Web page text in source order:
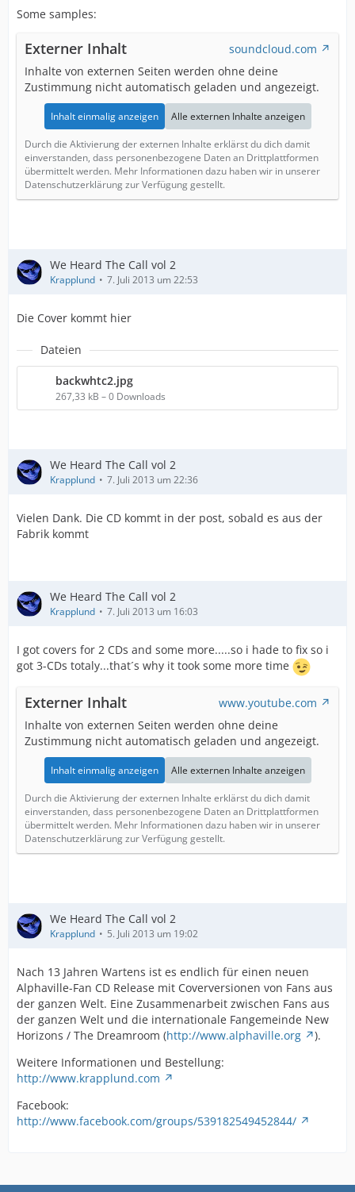
Some samples:
Externer Inhalt
soundcloud.com
Inhalte von externen Seiten werden ohne deine
Zustimmung nicht automatisch geladen und angezeigt.
Inhalt einmalig anzeigen Alle externen Inhalte anzeigen
Durch die Aktivierung der externen Inhalte erklärst du dich damit
einverstanden, dass personenbezogene Daten an Drittplattformen
übermittelt werden. Mehr Informationen dazu haben wir in unserer
Datenschutzerklärung zur Verfügung gestellt.
We Heard The Call vol 2
Krapplund 7. Juli 2013 um 22:53
Die Cover kommt hier
Dateien
backwhtc2.jpg
267,33 kB – 0 Downloads
We Heard The Call vol 2
Krapplund 7. Juli 2013 um 22:36
Vielen Dank. Die CD kommt in der post, sobald es aus der
Fabrik kommt
We Heard The Call vol 2
Krapplund 7. Juli 2013 um 16:03
I got covers for 2 CDs and some more.....so i hade to fix so i
got 3-CDs totaly...that´s why it took some more time
Externer Inhalt
www.youtube.com
Inhalte von externen Seiten werden ohne deine
Zustimmung nicht automatisch geladen und angezeigt.
Inhalt einmalig anzeigen Alle externen Inhalte anzeigen
Durch die Aktivierung der externen Inhalte erklärst du dich damit
einverstanden, dass personenbezogene Daten an Drittplattformen
übermittelt werden. Mehr Informationen dazu haben wir in unserer
Datenschutzerklärung zur Verfügung gestellt.
We Heard The Call vol 2
Krapplund 5. Juli 2013 um 19:02
Nach 13 Jahren Wartens ist es endlich für einen neuen
Alphaville-Fan CD Release mit Coverversionen von Fans aus
der ganzen Welt. Eine Zusammenarbeit zwischen Fans aus
der ganzen Welt und die internationale Fangemeinde New
Horizons / The Dreamroom (http://www.alphaville.org
).
Weitere Informationen und Bestellung:
http://www.krapplund.com
Facebook:
http://www.facebook.com/groups/539182549452844/